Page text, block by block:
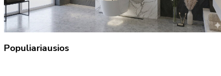
Populiariausios